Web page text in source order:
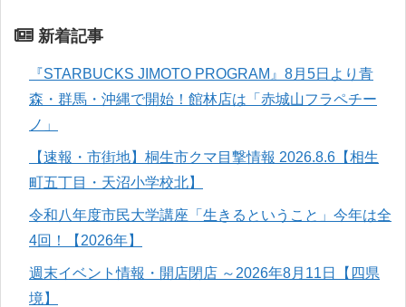
新着記事
『STARBUCKS JIMOTO PROGRAM』8月5日より青
森・群馬・沖縄で開始！館林店は「赤城山フラペチー
ノ」
【速報・市街地】桐生市クマ目撃情報 2026.8.6【相生
町五丁目・天沼小学校北】
令和八年度市民大学講座「生きるということ」今年は全
4回！【2026年】
週末イベント情報・開店閉店 ～2026年8月11日【四県
境】